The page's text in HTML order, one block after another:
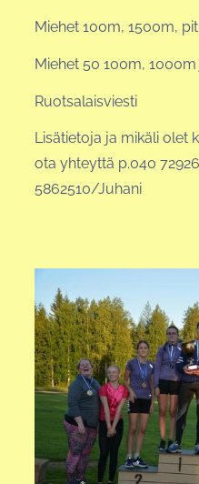
Miehet 100m, 1500m,
Miehet 50 100m,
Ruotsalaisviesti
Lisätietoja ja mikäli olet
ota yhteyttä p.040
5862510/Juhani